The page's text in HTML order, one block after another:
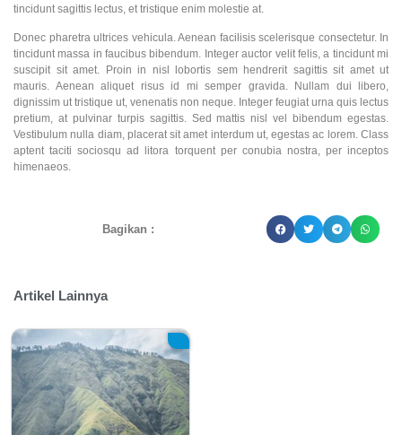
tincidunt sagittis lectus, et tristique enim molestie at.
Donec pharetra ultrices vehicula. Aenean facilisis scelerisque consectetur. In
tincidunt massa in faucibus bibendum. Integer auctor velit felis, a tincidunt mi
suscipit sit amet. Proin in nisl lobortis sem hendrerit sagittis sit amet ut
mauris. Aenean aliquet risus id mi semper gravida. Nullam dui libero,
dignissim ut tristique ut, venenatis non neque. Integer feugiat urna quis lectus
pretium, at pulvinar turpis sagittis. Sed mattis nisl vel bibendum egestas.
Vestibulum nulla diam, placerat sit amet interdum ut, egestas ac lorem. Class
aptent taciti sociosqu ad litora torquent per conubia nostra, per inceptos
himenaeos.
Bagikan :
Artikel Lainnya